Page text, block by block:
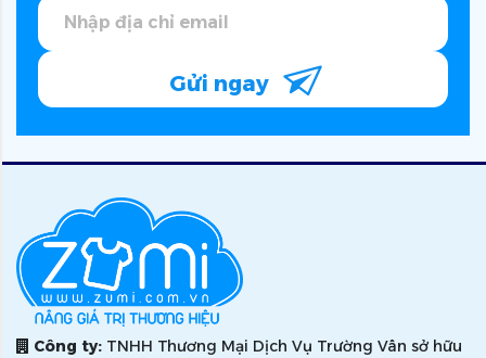
Gửi ngay
Công ty: TNHH Thương Mại Dịch Vụ Trường Vân sở hữu